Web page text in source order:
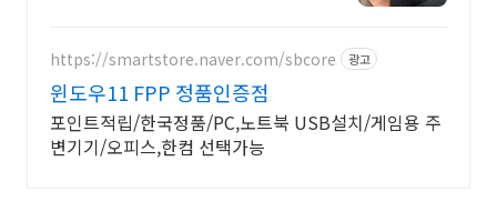
https://smartstore.naver.com/sbcore 광고
윈도우11 FPP 정품인증점
포인트적립/한국정품/PC,노트북 USB설치/게임용 주
변기기/오피스,한컴 선택가능